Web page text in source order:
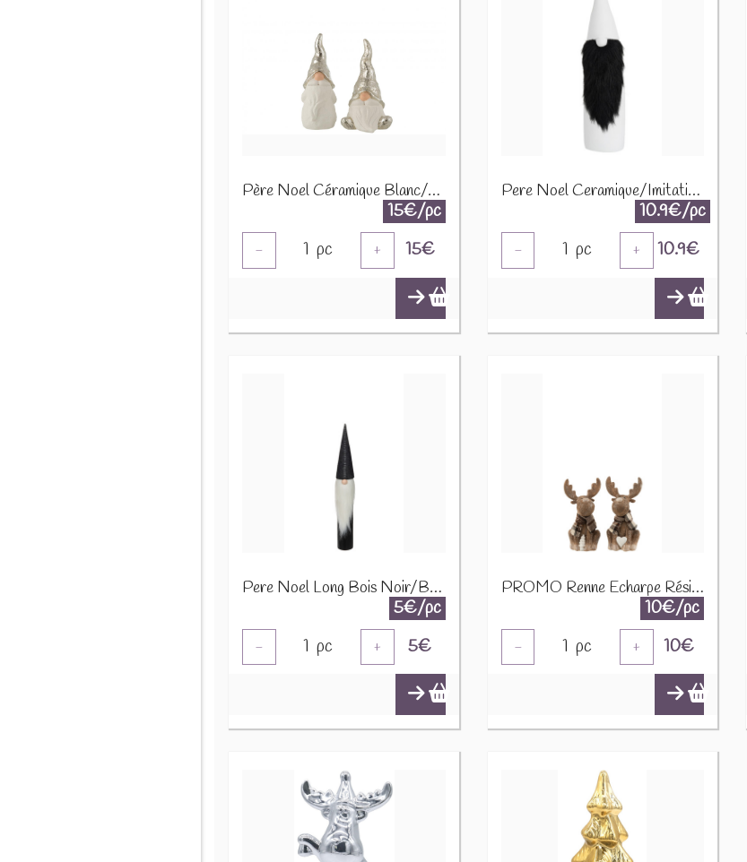
Père Noel Céramique Blanc/Argent Medium 16578
15€/pc
- 1 pc + 15€
Pere Noel Ceramique/Imitation Fourrure Noir/Blanc Large 86755
10.9€/pc
- 1 pc + 10.9€
Pere Noel Long Bois Noir/Blanc Small 97322
5€/pc
- 1 pc + 5€
PROMO Renne Echarpe Résine Marron Small Assortiment De 2 16963 1890
10€/pc
- 1 pc + 10€